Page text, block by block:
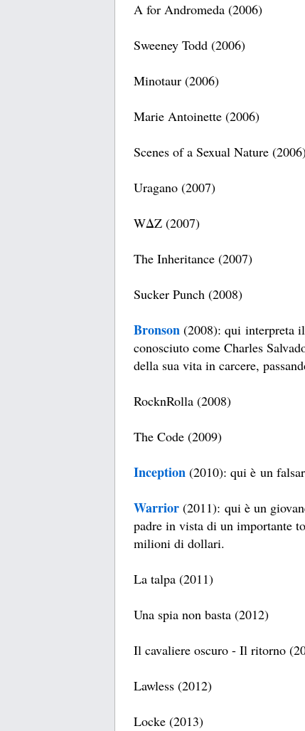
A for Andromeda (2006)
Sweeney Todd (2006)
Minotaur (2006)
Marie Antoinette (2006)
Scenes of a Sexual Nature
Uragano (2007)
WΔZ (2007)
The Inheritance (2007)
Sucker Punch (2008)
Bronson (2008): qui interpreta
conosciuto come Charles
della sua vita in carcere,
RocknRolla (2008)
The Code (2009)
Inception (2010): qui è un
Warrior (2011): qui è un
padre in vista di un importante
milioni di dollari.
La talpa (2011)
Una spia non basta (2012)
Il cavaliere oscuro - Il ritorno
Lawless (2012)
Locke (2013)